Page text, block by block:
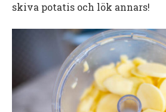
skiva potatis och lök annars!